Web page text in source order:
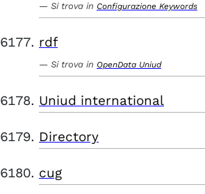
Si trova in Configurazione Keywords
rdf
Si trova in OpenData Uniud
Uniud international
Directory
cug